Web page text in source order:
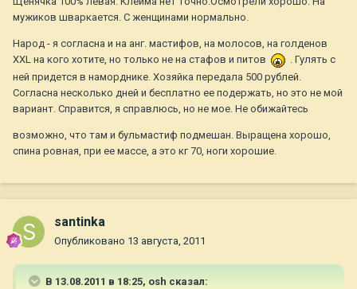
мужиков шваркается. С женщинами нормально.
Народ - я согласна и на анг. мастифов, на молосов, на голденов
ХХL на кого хотите, но только не на стафов и питов
. Гулять с
ней придется в наморднике. Хозяйка передала 500 рублей.
Согласна несколько дней и бесплатно ее подержать, но это не мой
вариант. Справится, я справлюсь, но не мое. Не обижайтесь
возможно, что там и бульмастиф подмешан. Выращена хорошо,
спина ровная, при ее массе, а это кг 70, ноги хорошие.
santinka
Опубликовано 13 августа, 2011
В 13.08.2011 в 18:25, osh сказал: